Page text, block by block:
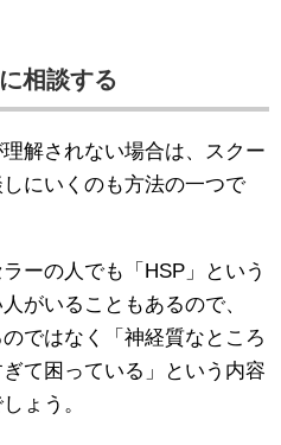
相談する
解されない場合は、スクー
にいくのも方法の一つで
ーの人でも「HSP」という
がいることもあるので、
ではなく「神経質なところ
て困っている」という内容
ょう。